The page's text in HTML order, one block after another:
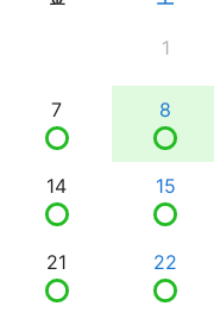
1
7 8
14 15
21 22